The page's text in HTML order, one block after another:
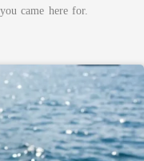
came here for.